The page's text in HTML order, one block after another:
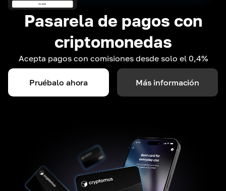
Pasarela de pagos con
criptomonedas
Acepta pagos con comisiones desde solo el 0,4%
Pruébalo ahora Más información